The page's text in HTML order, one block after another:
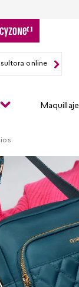
online
Maquillaje